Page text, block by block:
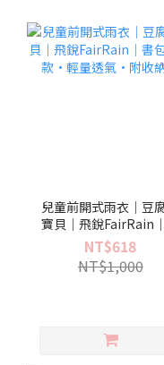
兒童前開式雨衣｜豆
寶貝｜飛銳FairRain
包空間款·輕量透氣·
收納袋
NT$618
NT$1,000